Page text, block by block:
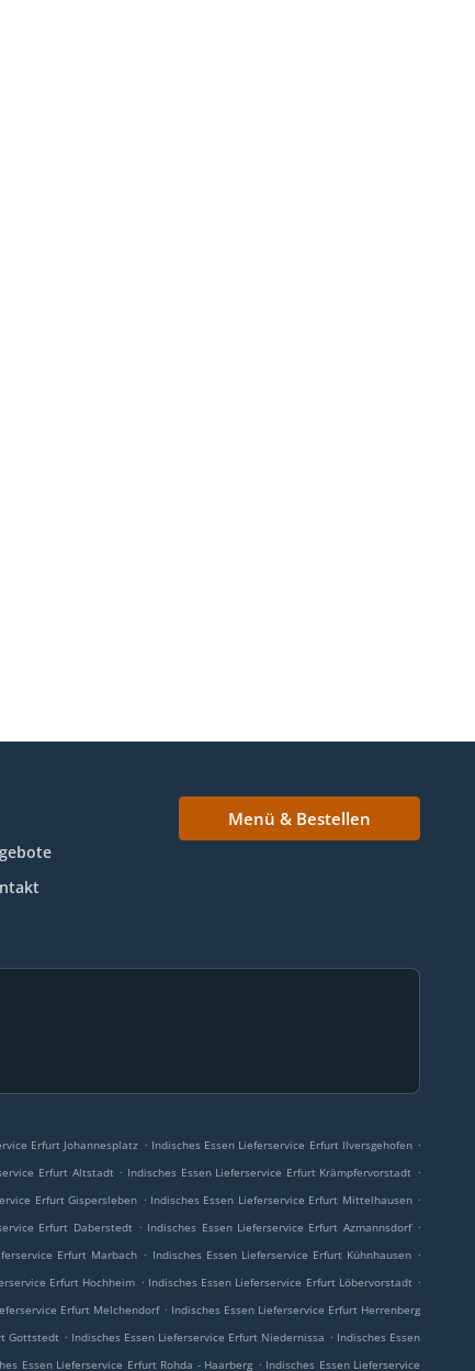
Menü & Bestellen
Erfurt Johannesplatz . Indisches Essen Lieferservice Erfurt Ilversgehofen .
Erfurt Altstadt . Indisches Essen Lieferservice Erfurt Krämpfervorstadt .
Erfurt Gispersleben . Indisches Essen Lieferservice Erfurt Mittelhausen .
Erfurt Daberstedt . Indisches Essen Lieferservice Erfurt Azmannsdorf .
Erfurt Marbach . Indisches Essen Lieferservice Erfurt Kühnhausen .
Erfurt Hochheim . Indisches Essen Lieferservice Erfurt Löbervorstadt .
Erfurt Melchendorf . Indisches Essen Lieferservice Erfurt Herrenberg
Gottstedt . Indisches Essen Lieferservice Erfurt Niedernissa . Indisches Essen
Essen Lieferservice Erfurt Rohda - Haarberg . Indisches Essen Lieferservice